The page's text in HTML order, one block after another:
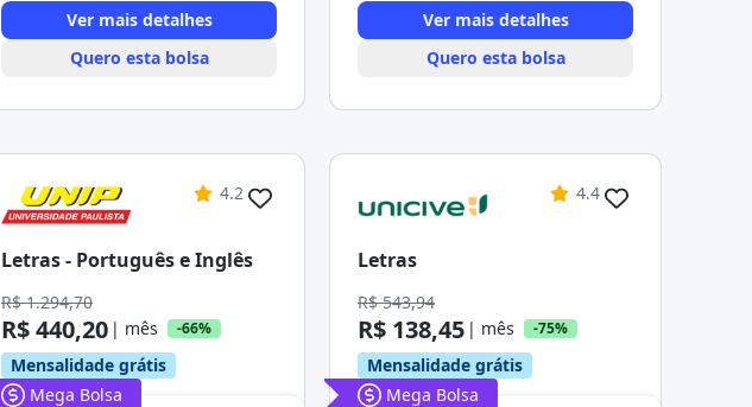
Ver mais detalhes
Quero esta bolsa
Ver mais detalhes
Quero esta bolsa
4.2
Letras - Português e Inglês
R$ 1.294,70
R$ 440,20 | mês -66%
Mensalidade grátis
Mega Bolsa
4.4
Letras
R$ 543,94
R$ 138,45 | mês -75%
Mensalidade grátis
Mega Bolsa